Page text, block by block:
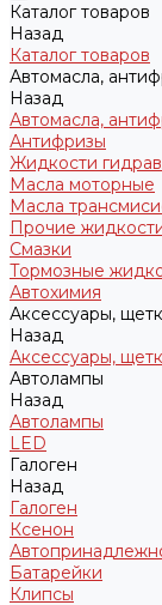
Каталог товаров
Назад
Каталог товаров
Автомасла,
Назад
Автомасла,
Антифризы
Жидкости
Масла моторные
Масла
Прочие
Смазки
Тормозные
Автохимия
Аксессуары,
Назад
Аксессуары,
Автолампы
Назад
Автолампы
LED
Галоген
Назад
Галоген
Ксенон
Батарейки
Клипсы